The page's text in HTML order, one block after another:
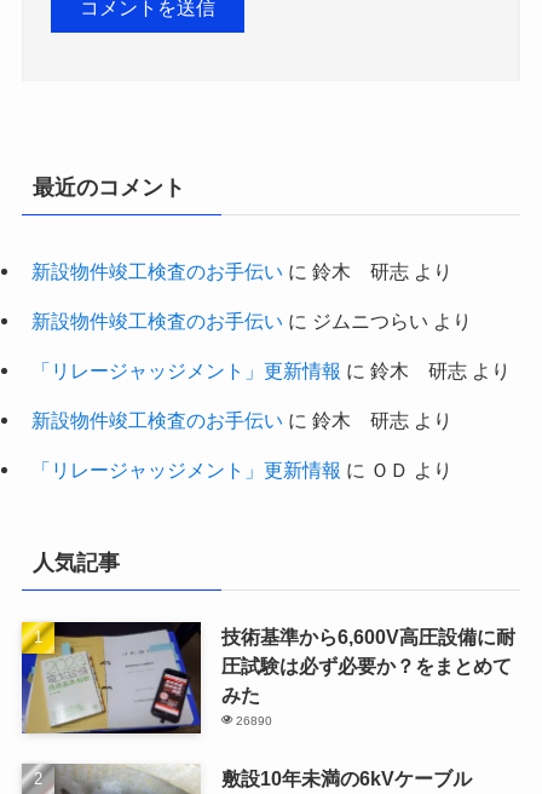
最近のコメント
新設物件竣工検査のお手伝い に 鈴木 研志より
新設物件竣工検査のお手伝い に ジムニつらい より
「リレージャッジメント」更新情報 に 鈴木 研志より
新設物件竣工検査のお手伝い に 鈴木 研志より
「リレージャッジメント」更新情報 に ＯＤ より
人気記事
技術基準から6,600V高圧設備に耐
圧試験は必ず必要か？をまとめて
みた
26890
敷設10年未満の6kVケーブル